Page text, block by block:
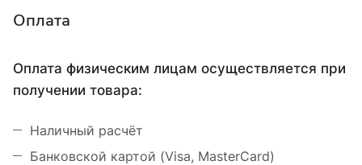
Оплата
Оплата физическим лицам осуществляется при
получении товара:
Наличный расчёт
Банковской картой (Visa, MasterCard)